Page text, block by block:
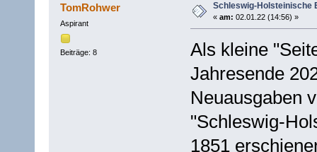
TomRohwer
Aspirant
Beiträge: 8
Schleswig-Holsteinische
« am: 02.01.22 (14:56) »
Als kleine
Jahresende
Neuausgaben
"Schleswig-
1851